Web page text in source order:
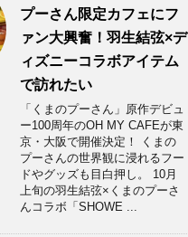
プーさん限定カフェにフ
ァン大興奮！羽生結弦×デ
ィズニーコラボアイテム
で訪れたい
「くまのプーさん」原作デビュ
ー100周年のOH MY CAFEが東
京・大阪で開催決定！ くまの
プーさんの世界観に浸れるフー
ドやグッズも目白押し。 10月
上旬の羽生結弦×くまのプーさ
んコラボ「SHOWE ...